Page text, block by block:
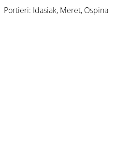
Portieri: Idasiak, Meret, Ospina